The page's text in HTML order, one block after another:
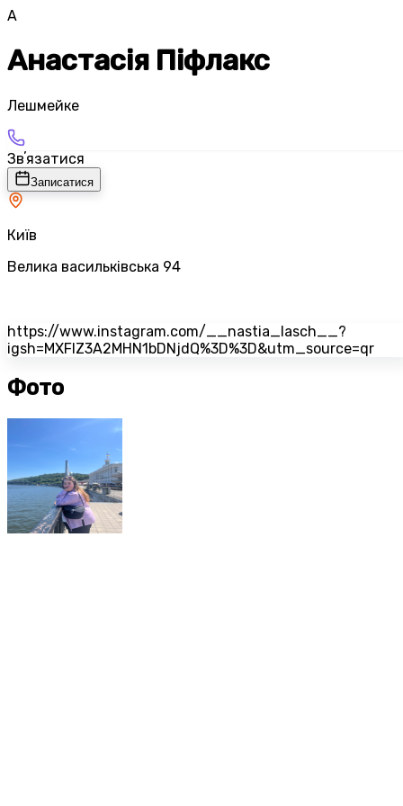
А
Анастасія Піфлакс
Лешмейке
Звʼязатися
Записатися
Київ
Велика васильківська 94
https://www.instagram.com/__nastia_lasch__?
igsh=MXFlZ3A2MHN1bDNjdQ%3D%3D&utm_source=qr
Фото